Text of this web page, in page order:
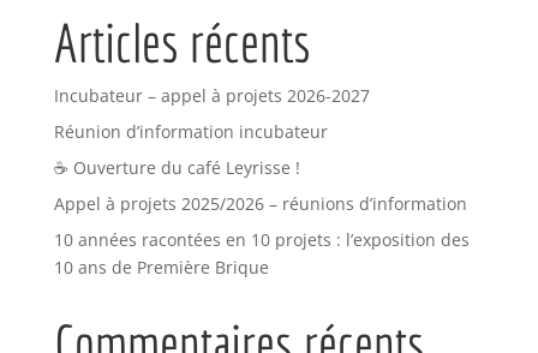
Articles récents
Incubateur – appel à projets 2026-2027
Réunion d’information incubateur
☕ Ouverture du café Leyrisse !
Appel à projets 2025/2026 – réunions d’information
10 années racontées en 10 projets : l’exposition des
10 ans de Première Brique